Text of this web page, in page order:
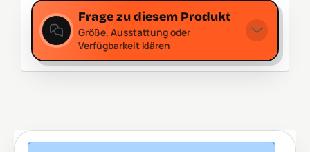
Frage zu diesem Produkt
Größe, Ausstattung oder
Verfügbarkeit klären